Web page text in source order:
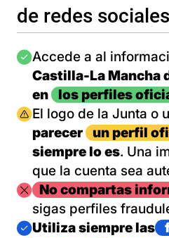
de redes sociales
Imagen
Accede a al
Castilla-La Mancha
en
los perfiles
Imagen
El logo de la Junta o
parecer
un perfil
siempre lo es. Una
que la cuenta sea
ImagenNo compartas
sigas perfiles
Imagen
Utiliza siempre las